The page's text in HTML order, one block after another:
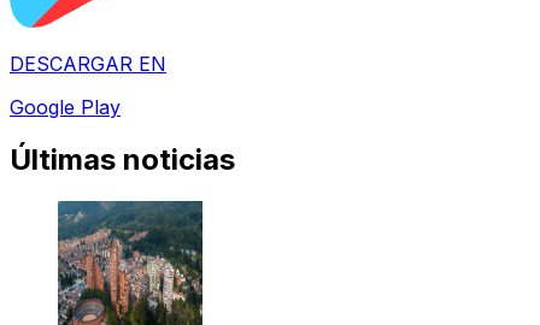
DESCARGAR EN
Google Play
Últimas noticias